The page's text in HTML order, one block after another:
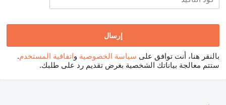
بالنقر هنا، أنت توافق على سياسة الخصوصية واتفاقية المستخدم.
ستتم معالجة بياناتك الشخصية بغرض تقديم رد على طلبك.